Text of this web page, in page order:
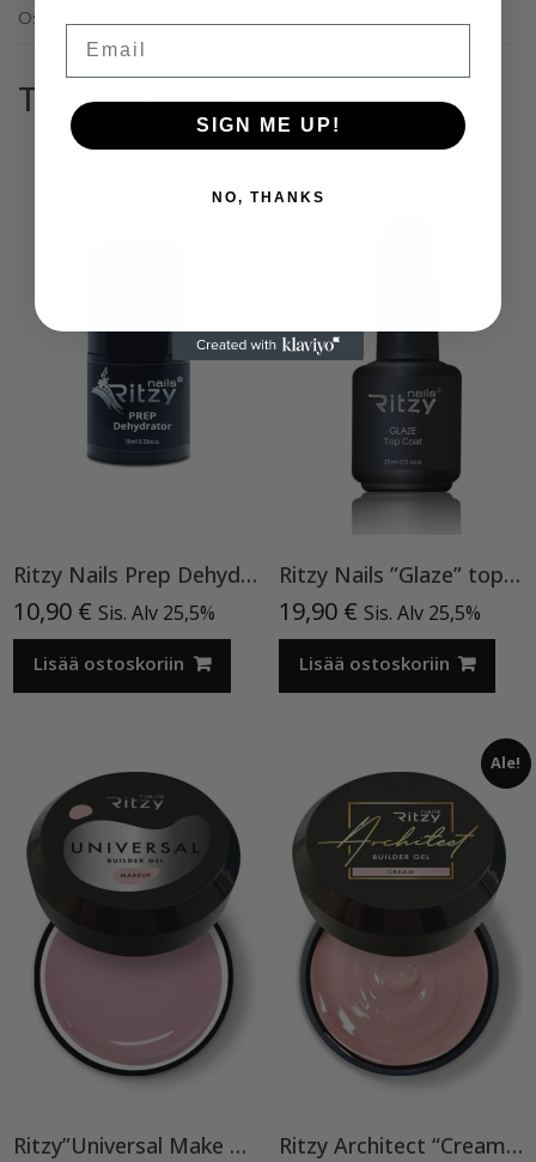
Osastot:
Tutustu myös
Ritzy Nails Prep Dehydrator
10,90 € Sis. Alv 25,5%
Lisää ostoskoriin
Ritzy Nails ”Glaze” top TPO vapaa
19,90 € Sis. Alv 25,5%
Lisää ostoskoriin
Ritzy”Universal Make Up”15ml, rakennegeeli TPO vapaa
Ale!
Ritzy Architect “Cream” rakennegeeli,50ml
SIGN ME UP!
NO, THANKS